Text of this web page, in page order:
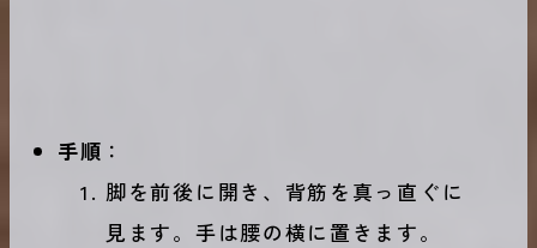
手順 ：
脚を前後に開き、背筋を真っ直ぐに
見ます。手は腰の横に置きます。